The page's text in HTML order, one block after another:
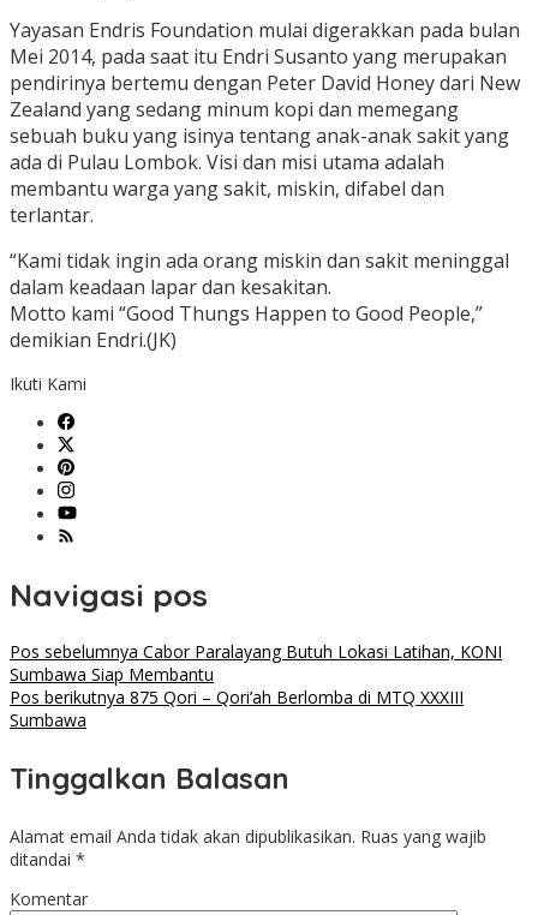
Yayasan Endris Foundation mulai digerakkan pada bulan
Mei 2014, pada saat itu Endri Susanto yang merupakan
pendirinya bertemu dengan Peter David Honey dari New
Zealand yang sedang minum kopi dan memegang
sebuah buku yang isinya tentang anak-anak sakit yang
ada di Pulau Lombok. Visi dan misi utama adalah
membantu warga yang sakit, miskin, difabel dan
terlantar.
“Kami tidak ingin ada orang miskin dan sakit meninggal
dalam keadaan lapar dan kesakitan.
Motto kami “Good Thungs Happen to Good People,”
demikian Endri.(JK)
Ikuti Kami
Navigasi pos
Pos sebelumnya Cabor Paralayang Butuh Lokasi Latihan, KONI
Sumbawa Siap Membantu
Pos berikutnya 875 Qori – Qori’ah Berlomba di MTQ XXXIII
Sumbawa
Tinggalkan Balasan
Alamat email Anda tidak akan dipublikasikan. Ruas yang wajib
ditandai *
Komentar